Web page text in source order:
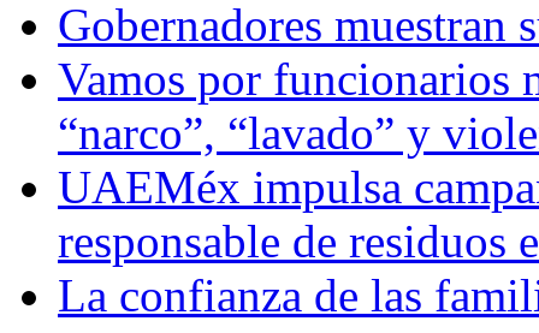
Gobernadores muestran
Vamos por funcionarios
“narco”, “lavado” y
UAEMéx impulsa
responsable de residuos
La confianza de las